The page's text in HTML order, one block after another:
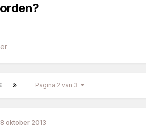
Pagina 2 van 3
oktober 2013